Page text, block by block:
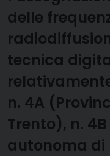
delle
tecnica
n. 4A
Trento), n.
autonoma di